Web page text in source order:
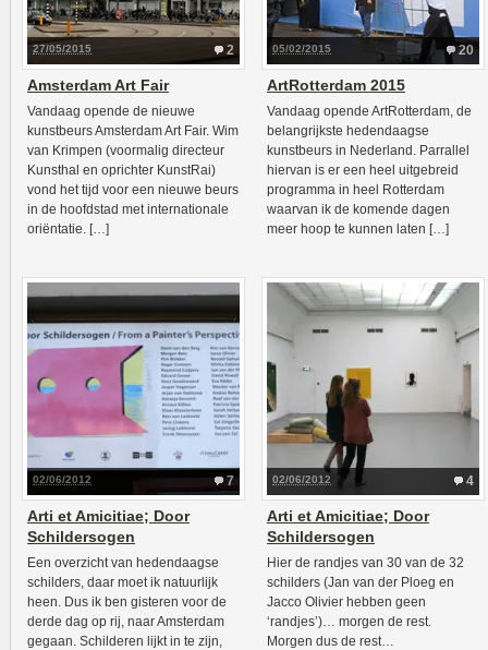
2
27/05/2015
Amsterdam Art Fair
Vandaag opende de nieuwe
kunstbeurs Amsterdam Art Fair. Wim
van Krimpen (voormalig directeur
Kunsthal en oprichter KunstRai)
vond het tijd voor een nieuwe beurs
in de hoofdstad met internationale
oriëntatie. […]
20
05/02/2015
ArtRotterdam 2015
Vandaag opende ArtRotterdam, de
belangrijkste hedendaagse
kunstbeurs in Nederland. Parrallel
hiervan is er een heel uitgebreid
programma in heel Rotterdam
waarvan ik de komende dagen
meer hoop te kunnen laten […]
7
02/06/2012
Arti et Amicitiae; Door
Schildersogen
Een overzicht van hedendaagse
schilders, daar moet ik natuurlijk
heen. Dus ik ben gisteren voor de
derde dag op rij, naar Amsterdam
gegaan. Schilderen lijkt in te zijn,
4
02/06/2012
Arti et Amicitiae; Door
Schildersogen
Hier de randjes van 30 van de 32
schilders (Jan van der Ploeg en
Jacco Olivier hebben geen
‘randjes’)… morgen de rest.
Morgen dus de rest…